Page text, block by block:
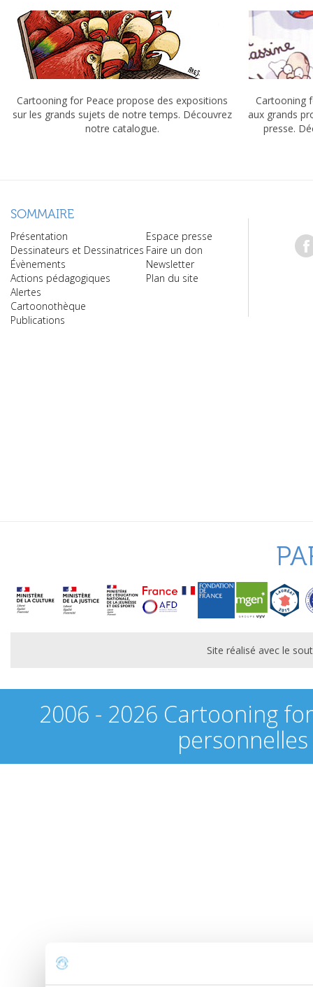
Cartooning for Peace propose des expositions
sur les grands sujets de notre temps. Découvrez
notre catalogue.
Cartooning
aux grands
presse.
SOMMAIRE
Présentation
Dessinateurs et Dessinatrices
Évènements
Actions pédagogiques
Alertes
Cartoonothèque
Publications
Espace presse
Faire un don
Newsletter
Plan du site
Site réalisé avec le
2006 - 2026 Cartooning
personnelles